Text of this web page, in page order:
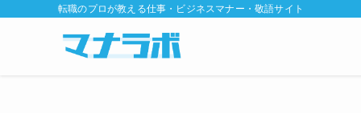
転職のプロが教える仕事・ビジネスマナー・敬語サイト